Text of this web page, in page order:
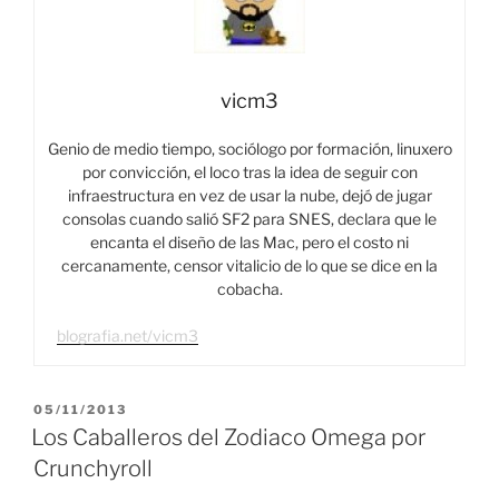
vicm3
Genio de medio tiempo, sociólogo por formación, linuxero
por convicción, el loco tras la idea de seguir con
infraestructura en vez de usar la nube, dejó de jugar
consolas cuando salió SF2 para SNES, declara que le
encanta el diseño de las Mac, pero el costo ni
cercanamente, censor vitalicio de lo que se dice en la
cobacha.
blografia.net/vicm3
PUBLICADO
EL
05/11/2013
Los Caballeros del Zodiaco Omega por
Crunchyroll